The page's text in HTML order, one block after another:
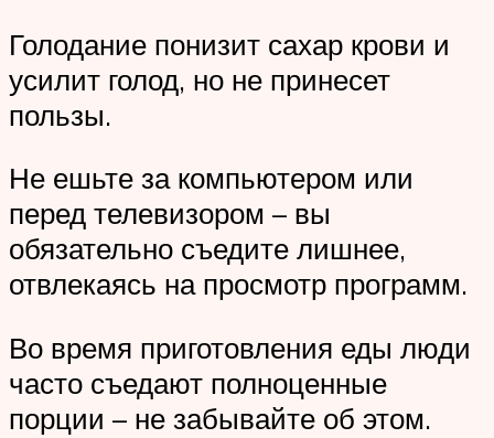
Голодание понизит сахар крови и
усилит голод, но не принесет
пользы.
Не ешьте за компьютером или
перед телевизором – вы
обязательно съедите лишнее,
отвлекаясь на просмотр программ.
Во время приготовления еды люди
часто съедают полноценные
порции – не забывайте об этом.